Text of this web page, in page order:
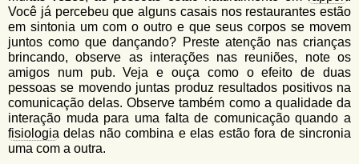
Você já percebeu que alguns casais nos restaurantes estão
em sintonia um com o outro e que seus corpos se movem
juntos como que dançando? Preste atenção nas crianças
brincando, observe as interações nas reuniões, note os
amigos num pub. Veja e ouça como o efeito de duas
pessoas se movendo juntas produz resultados positivos na
comunicação delas. Observe também como a qualidade da
interação muda para uma falta de comunicação quando a
fisiologia delas não combina e elas estão fora de sincronia
uma com a outra.